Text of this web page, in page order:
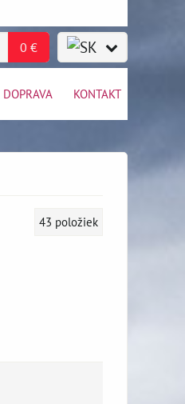
0 €
DOPRAVA KONTAKT
43 položiek